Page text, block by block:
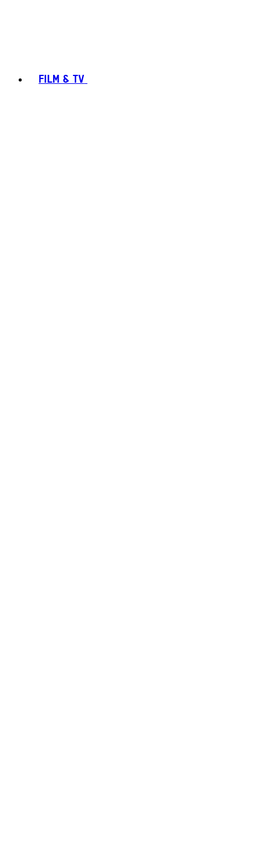
FILM & TV